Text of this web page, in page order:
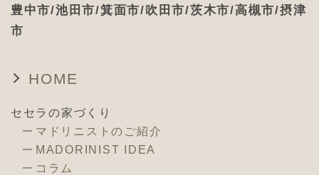
豊中市/池田市/箕面市/吹田市/茨木市/高槻市/摂津
市
HOME
セセラの家づくり
マドリニストのご紹介
MADORINIST IDEA
コラム